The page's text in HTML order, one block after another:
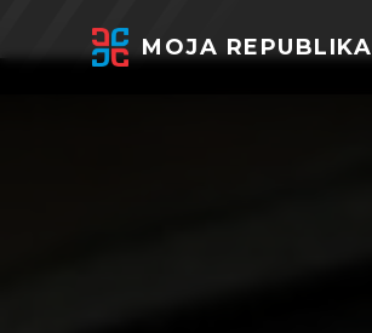
MOJA REPUBLIKA